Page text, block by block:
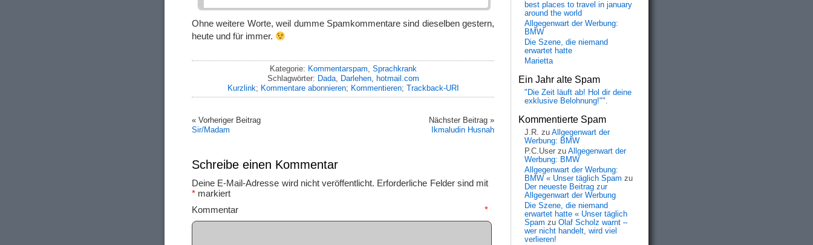
Ohne weitere Worte, weil dumme Spamkommentare sind dieselben gestern,
heute und für immer.
Kategorie: Kommentarspam, Sprachkrank
Schlagwörter: Dada, Darlehen, hotmail.com
Kurzlink; Kommentare abonnieren; Kommentieren; Trackback-URI
« Vorheriger Beitrag
Sir/Madam
Nächster Beitrag »
Ikmaludin Husnah
Schreibe einen Kommentar
Deine E-Mail-Adresse wird nicht veröffentlicht. Erforderliche Felder sind mit
* markiert
Kommentar *
best places to travel in january
around the world
Allgegenwart der Werbung:
BMW
Die Szene, die niemand
erwartet hatte
Marietta
Ein Jahr alte Spam
"Die Zeit läuft ab! Hol dir deine
exklusive Belohnung!"".
Kommentierte Spam
J.R. zu Allgegenwart der
Werbung: BMW
P.C.User zu Allgegenwart der
Werbung: BMW
Allgegenwart der Werbung:
BMW « Unser täglich Spam zu
Der neueste Beitrag zur
Allgegenwart der Werbung
Die Szene, die niemand
erwartet hatte « Unser täglich
Spam zu Olaf Scholz warnt –
wer nicht handelt, wird viel
verlieren!